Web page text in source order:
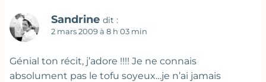
Sandrine dit :
2 mars 2009 à 8 h 03 min
Génial ton récit, j’adore !!!! Je ne connais
absolument pas le tofu soyeux…je n’ai jamais